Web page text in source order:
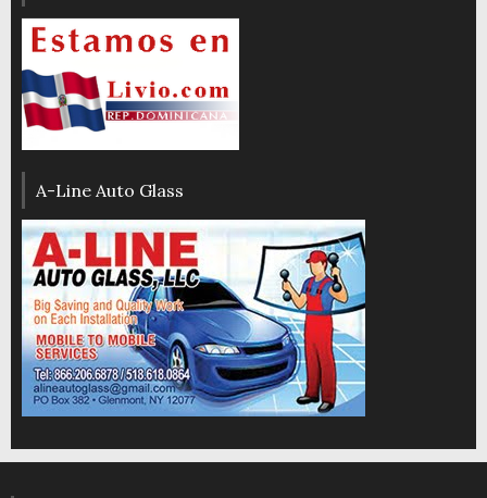
A-Line Auto Glass